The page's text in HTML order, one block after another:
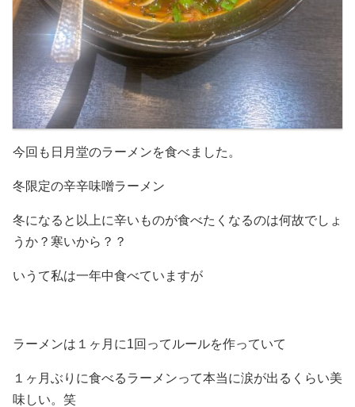
今回も日月堂のラーメンを食べました。
冬限定の辛辛味噌ラーメン
冬になると以上に辛いものが食べたくなるのは何故でしょ
うか？寒いから？？
いうて私は一年中食べていますが
ラーメンは１ヶ月に1回ってルールを作っていて
１ヶ月ぶりに食べるラーメンって本当に涙が出るくらい美
味しい。笑